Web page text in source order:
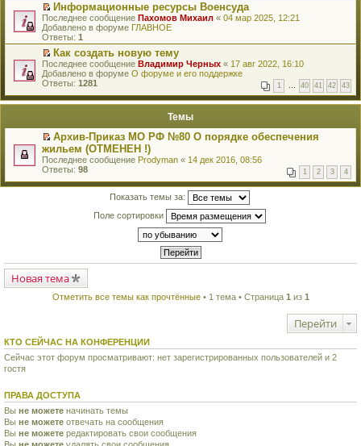
П
е
р
е
й
т
и
к
е
о
м
у
н
е
п
р
о
м
у
с
е
н
и
Информационные ресурсы Военсуда
Последнее сообщение Пахомов Михаил « 04 мар 2025, 12:21
Добавлено в форуме ГЛАВНОЕ
Ответы: 1
П
е
р
й
к
п
е
р
в
м
и
а
н
н
с
о
о
е
н
и
ю
Как создать новую тему
Последнее сообщение Владимир Черных « 17 авг 2022, 16:10
Добавлено в форуме О форуме и его поддержке
Ответы: 1281 1 … 40 41 42 43
Темы
П
е
р
е
й
о
м
у
н
е
ч
и
т
о
у
с
о
Архив-Приказ МО РФ №80 О порядке обеспечения
жильем (ОТМЕНЕН !)
Последнее сообщение Prodyman « 14 дек 2016, 08:56
Ответы: 98 1 2 3 4
Показать темы за:
Поле сортировки
Новая тема
Отметить все темы как прочтённые• 1 тема • Страница 1 из 1
Перейти
КТО СЕЙЧАС НА КОНФЕРЕНЦИИ
Сейчас этот форум просматривают: нет зарегистрированных пользователей и 2
гостя
ПРАВА ДОСТУПА
Вы не можете начинать темы
Вы не можете отвечать на сообщения
Вы не можете редактировать свои сообщения